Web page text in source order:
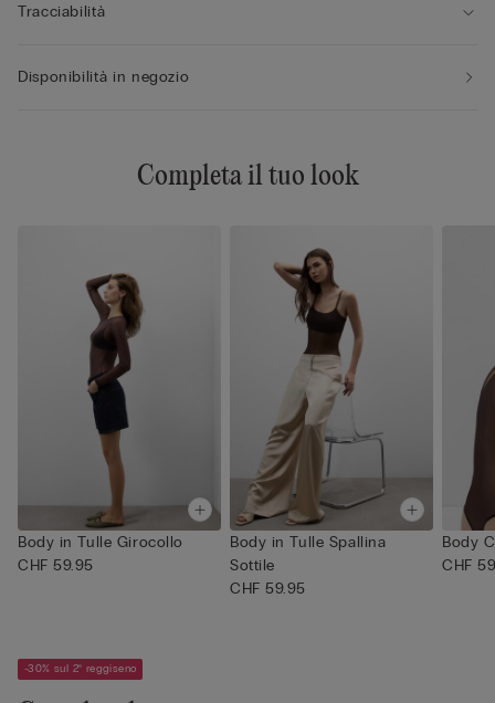
Tracciabilità
Disponibilità in negozio
Completa il tuo look
Body in Tulle Girocollo
CHF 59.95
Body in Tulle Spallina
Sottile
CHF 59.95
Body
CHF
-30% sul 2° reggiseno